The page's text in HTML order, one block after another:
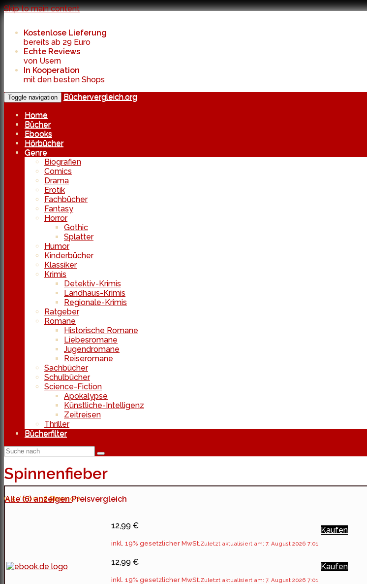
Skip to main content
Kostenlose Lieferung
bereits ab 29 Euro
Echte Reviews
von Usern
In Kooperation
mit den besten Shops
Toggle navigation
Büchervergleich.org
Home
Bücher
Ebooks
Hörbücher
Genre
Biografien
Comics
Drama
Erotik
Fachbücher
Fantasy
Horror
Gothic
Splatter
Humor
Kinderbücher
Klassiker
Krimis
Detektiv-Krimis
Landhaus-Krimis
Regionale-Krimis
Ratgeber
Romane
Historische Romane
Liebesromane
Jugendromane
Reiseromane
Sachbücher
Schulbücher
Science-Fiction
Apokalypse
Künstliche-Intelligenz
Zeitreisen
Thriller
Bücherfilter
Spinnenfieber
(4.5 / 5 bei 38 Stimmen)
Alle (6) anzeigenPreisvergleich
12,99 €
inkl. 19% gesetzlicher MwSt. Zuletzt aktualisiert am: 7. August 2026 7:01
Kaufen
12,99 €
inkl. 19% gesetzlicher MwSt. Zuletzt aktualisiert am: 7. August 2026 7:01
Kaufen